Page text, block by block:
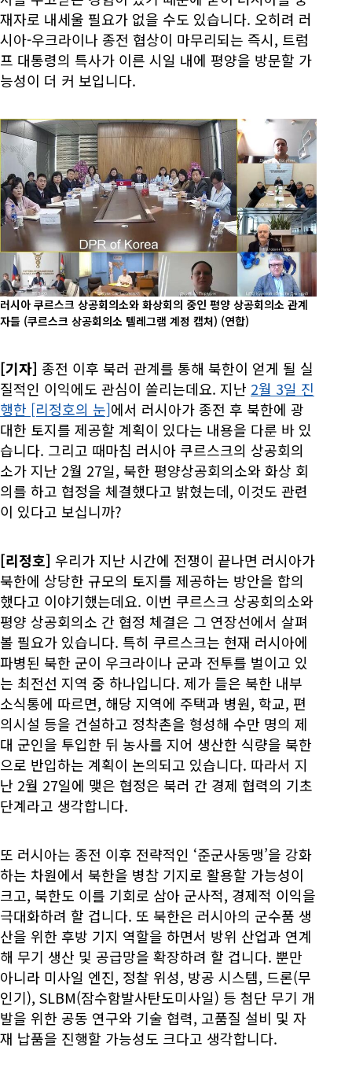
재자로 내세울 필요가 없을 수도 있습니다. 오히려 러
시아-우크라이나 종전 협상이 마무리되는 즉시, 트럼
프 대통령의 특사가 이른 시일 내에 평양을 방문할 가
능성이 더 커 보입니다.
러시아 쿠르스크 상공회의소와 화상회의 중인 평양 상공회의소 관계
자들 (쿠르스크 상공회의소 텔레그램 계정 캡처) (연합)
[기자] 종전 이후 북러 관계를 통해 북한이 얻게 될 실
질적인 이익에도 관심이 쏠리는데요. 지난 2월 3일 진
행한 [리정호의 눈]에서 러시아가 종전 후 북한에 광
대한 토지를 제공할 계획이 있다는 내용을 다룬 바 있
습니다. 그리고 때마침 러시아 쿠르스크의 상공회의
소가 지난 2월 27일, 북한 평양상공회의소와 화상 회
의를 하고 협정을 체결했다고 밝혔는데, 이것도 관련
이 있다고 보십니까?
[리정호] 우리가 지난 시간에 전쟁이 끝나면 러시아가
북한에 상당한 규모의 토지를 제공하는 방안을 합의
했다고 이야기했는데요. 이번 쿠르스크 상공회의소와
평양 상공회의소 간 협정 체결은 그 연장선에서 살펴
볼 필요가 있습니다. 특히 쿠르스크는 현재 러시아에
파병된 북한 군이 우크라이나 군과 전투를 벌이고 있
는 최전선 지역 중 하나입니다. 제가 들은 북한 내부
소식통에 따르면, 해당 지역에 주택과 병원, 학교, 편
의시설 등을 건설하고 정착촌을 형성해 수만 명의 제
대 군인을 투입한 뒤 농사를 지어 생산한 식량을 북한
으로 반입하는 계획이 논의되고 있습니다. 따라서 지
난 2월 27일에 맺은 협정은 북러 간 경제 협력의 기초
단계라고 생각합니다.
또 러시아는 종전 이후 전략적인 ‘준군사동맹’을 강화
하는 차원에서 북한을 병참 기지로 활용할 가능성이
크고, 북한도 이를 기회로 삼아 군사적, 경제적 이익을
극대화하려 할 겁니다. 또 북한은 러시아의 군수품 생
산을 위한 후방 기지 역할을 하면서 방위 산업과 연계
해 무기 생산 및 공급망을 확장하려 할 겁니다. 뿐만
아니라 미사일 엔진, 정찰 위성, 방공 시스템, 드론(무
인기), SLBM(잠수함발사탄도미사일) 등 첨단 무기 개
발을 위한 공동 연구와 기술 협력, 고품질 설비 및 자
재 납품을 진행할 가능성도 크다고 생각합니다.